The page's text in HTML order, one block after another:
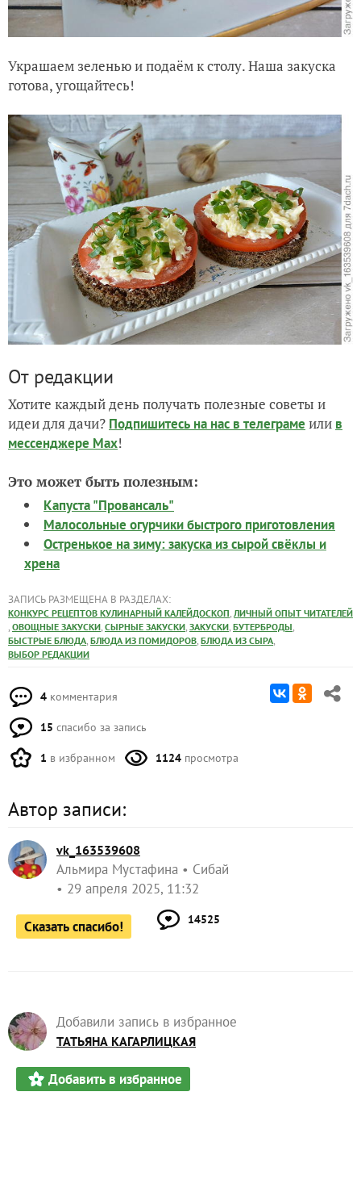
Украшаем зеленью и подаём к столу. Наша закуска
готова, угощайтесь!
От редакции
Хотите каждый день получать полезные советы и
идеи для дачи? Подпишитесь на нас в телеграме или в
мессенджере Max!
Это может быть полезным:
Капуста "Провансаль"
Малосольные огурчики быстрого приготовления
Остренькое на зиму: закуска из сырой свёклы и
хрена
ЗАПИСЬ РАЗМЕЩЕНА В РАЗДЕЛАХ:
КОНКУРС РЕЦЕПТОВ КУЛИНАРНЫЙ КАЛЕЙДОСКОП, ЛИЧНЫЙ ОПЫТ ЧИТАТЕЛЕЙ
, ОВОЩНЫЕ ЗАКУСКИ, СЫРНЫЕ ЗАКУСКИ, ЗАКУСКИ, БУТЕРБРОДЫ,
БЫСТРЫЕ БЛЮДА, БЛЮДА ИЗ ПОМИДОРОВ, БЛЮДА ИЗ СЫРА,
ВЫБОР РЕДАКЦИИ
4 комментария
15 спасибо за запись
1 в избранном 1124 просмотра
Автор записи:
vk_163539608
Альмира Мустафина
Сибай
29 апреля 2025, 11:32
Сказать спасибо! 14525
Добавили запись в избранное
ТАТЬЯНА КАГАРЛИЦКАЯ
Добавить в избранное